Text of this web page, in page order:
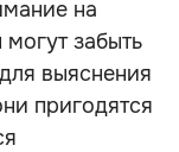
на
забыть
выяснения
пригодятся